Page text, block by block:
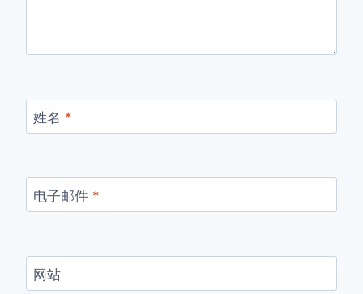
姓名 *
电子邮件 *
网站